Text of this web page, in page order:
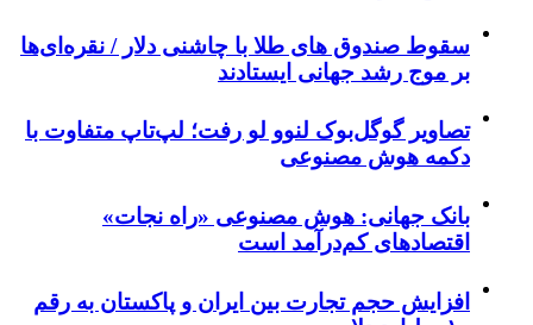
سقوط صندوق های طلا با چاشنی دلار / نقره‌ای‌ها
بر موج رشد جهانی ایستادند
تصاویر گوگل‌بوک لنوو لو رفت؛ لپ‌تاپ متفاوت با
دکمه هوش مصنوعی
بانک جهانی: هوش مصنوعی «راه نجات»
اقتصادهای کم‌درآمد است
افزایش حجم تجارت بین ایران و پاکستان به رقم